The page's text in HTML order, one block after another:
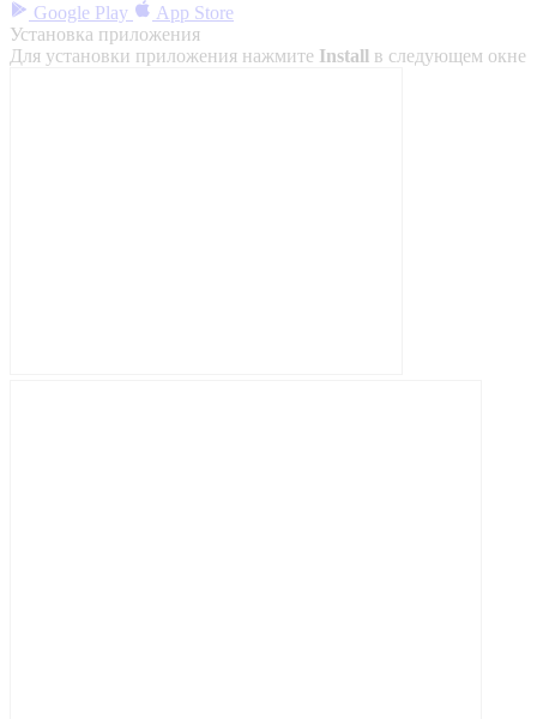
Google Play
App Store
Установка приложения
Для установки приложения нажмите Install в следующем окне